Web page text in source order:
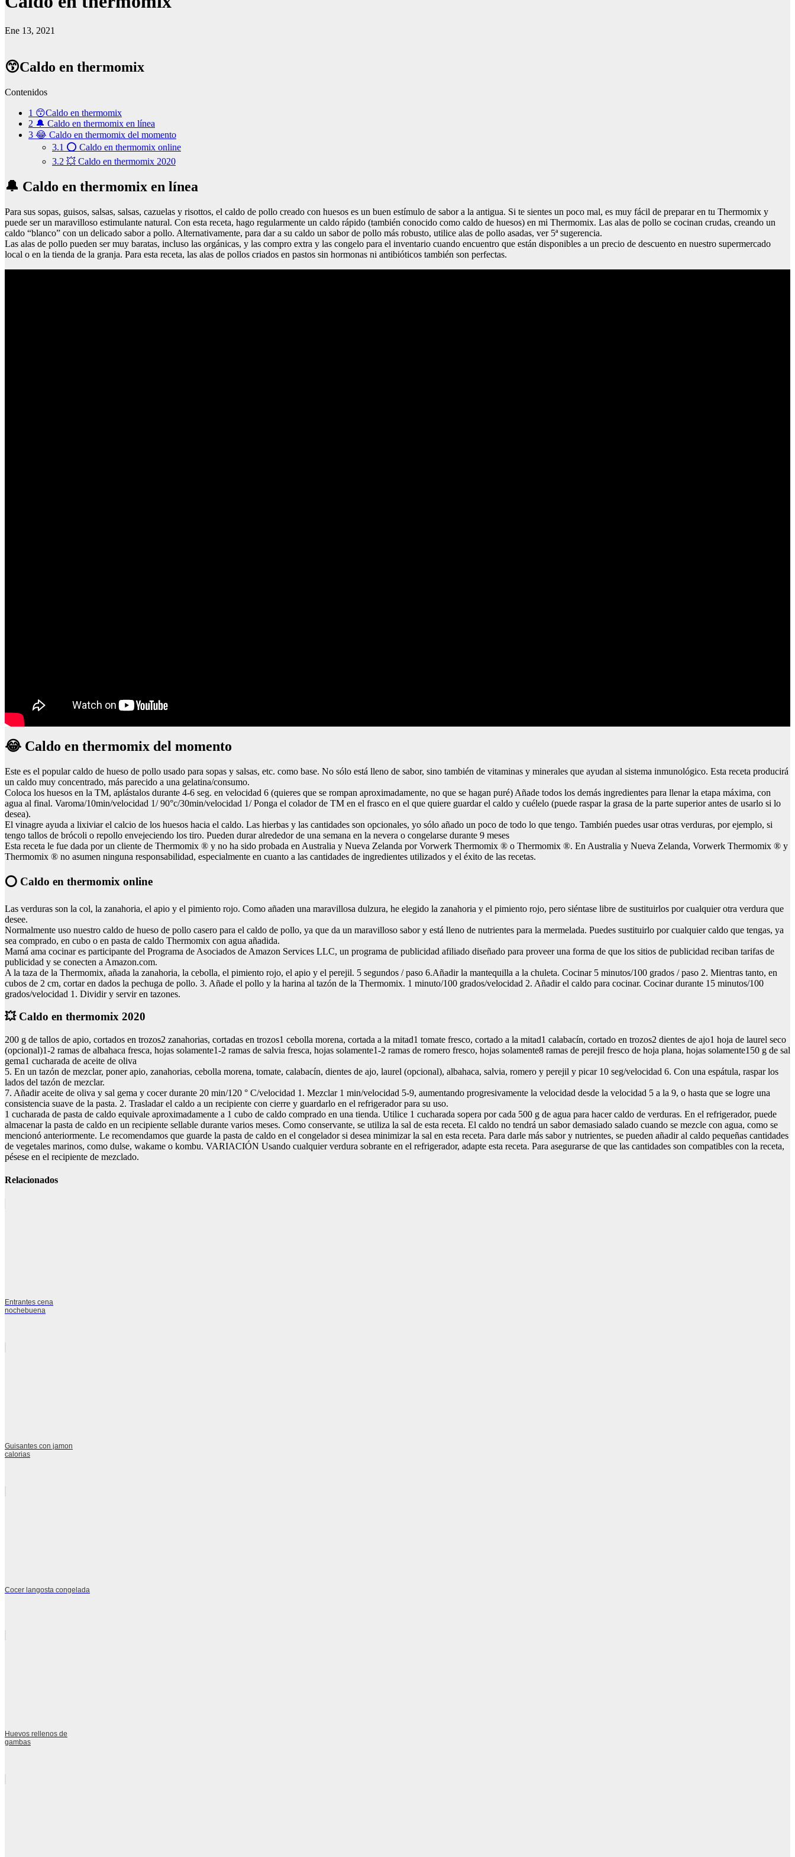
Ene 13, 2021
😙Caldo en thermomix
Contenidos
1 😙Caldo en thermomix
2 🔔 Caldo en thermomix en línea
3 😂 Caldo en thermomix del momento
3.1 ⭕ Caldo en thermomix online
3.2 💥 Caldo en thermomix 2020
🔔 Caldo en thermomix en línea
Para sus sopas, guisos, salsas, salsas, cazuelas y risottos, el caldo de pollo creado con huesos es un buen estímulo de sabor a la antigua. Si te sientes un poco mal, es muy fácil de preparar en tu Thermomix y
puede ser un maravilloso estimulante natural. Con esta receta, hago regularmente un caldo rápido (también conocido como caldo de huesos) en mi Thermomix. Las alas de pollo se cocinan crudas, creando un
caldo “blanco” con un delicado sabor a pollo. Alternativamente, para dar a su caldo un sabor de pollo más robusto, utilice alas de pollo asadas, ver 5ª sugerencia.
Las alas de pollo pueden ser muy baratas, incluso las orgánicas, y las compro extra y las congelo para el inventario cuando encuentro que están disponibles a un precio de descuento en nuestro supermercado
local o en la tienda de la granja. Para esta receta, las alas de pollos criados en pastos sin hormonas ni antibióticos también son perfectas.
😂 Caldo en thermomix del momento
Este es el popular caldo de hueso de pollo usado para sopas y salsas, etc. como base. No sólo está lleno de sabor, sino también de vitaminas y minerales que ayudan al sistema inmunológico. Esta receta producirá
un caldo muy concentrado, más parecido a una gelatina/consumo.
Coloca los huesos en la TM, aplástalos durante 4-6 seg. en velocidad 6 (quieres que se rompan aproximadamente, no que se hagan puré) Añade todos los demás ingredientes para llenar la etapa máxima, con
agua al final. Varoma/10min/velocidad 1/ 90°c/30min/velocidad 1/ Ponga el colador de TM en el frasco en el que quiere guardar el caldo y cuélelo (puede raspar la grasa de la parte superior antes de usarlo si lo
desea).
El vinagre ayuda a lixiviar el calcio de los huesos hacia el caldo. Las hierbas y las cantidades son opcionales, yo sólo añado un poco de todo lo que tengo. También puedes usar otras verduras, por ejemplo, si
tengo tallos de brócoli o repollo envejeciendo los tiro. Pueden durar alrededor de una semana en la nevera o congelarse durante 9 meses
Esta receta le fue dada por un cliente de Thermomix ® y no ha sido probada en Australia y Nueva Zelanda por Vorwerk Thermomix ® o Thermomix ®. En Australia y Nueva Zelanda, Vorwerk Thermomix ® y
Thermomix ® no asumen ninguna responsabilidad, especialmente en cuanto a las cantidades de ingredientes utilizados y el éxito de las recetas.
⭕ Caldo en thermomix online
Las verduras son la col, la zanahoria, el apio y el pimiento rojo. Como añaden una maravillosa dulzura, he elegido la zanahoria y el pimiento rojo, pero siéntase libre de sustituirlos por cualquier otra verdura que
desee.
Normalmente uso nuestro caldo de hueso de pollo casero para el caldo de pollo, ya que da un maravilloso sabor y está lleno de nutrientes para la mermelada. Puedes sustituirlo por cualquier caldo que tengas, ya
sea comprado, en cubo o en pasta de caldo Thermomix con agua añadida.
Mamá ama cocinar es participante del Programa de Asociados de Amazon Services LLC, un programa de publicidad afiliado diseñado para proveer una forma de que los sitios de publicidad reciban tarifas de
publicidad y se conecten a Amazon.com.
A la taza de la Thermomix, añada la zanahoria, la cebolla, el pimiento rojo, el apio y el perejil. 5 segundos / paso 6.Añadir la mantequilla a la chuleta. Cocinar 5 minutos/100 grados / paso 2. Mientras tanto, en
cubos de 2 cm, cortar en dados la pechuga de pollo. 3. Añade el pollo y la harina al tazón de la Thermomix. 1 minuto/100 grados/velocidad 2. Añadir el caldo para cocinar. Cocinar durante 15 minutos/100
grados/velocidad 1. Dividir y servir en tazones.
💥 Caldo en thermomix 2020
200 g de tallos de apio, cortados en trozos2 zanahorias, cortadas en trozos1 cebolla morena, cortada a la mitad1 tomate fresco, cortado a la mitad1 calabacín, cortado en trozos2 dientes de ajo1 hoja de laurel seco
(opcional)1-2 ramas de albahaca fresca, hojas solamente1-2 ramas de salvia fresca, hojas solamente1-2 ramas de romero fresco, hojas solamente8 ramas de perejil fresco de hoja plana, hojas solamente150 g de sal
gema1 cucharada de aceite de oliva
5. En un tazón de mezclar, poner apio, zanahorias, cebolla morena, tomate, calabacín, dientes de ajo, laurel (opcional), albahaca, salvia, romero y perejil y picar 10 seg/velocidad 6. Con una espátula, raspar los
lados del tazón de mezclar.
7. Añadir aceite de oliva y sal gema y cocer durante 20 min/120 ° C/velocidad 1. Mezclar 1 min/velocidad 5-9, aumentando progresivamente la velocidad desde la velocidad 5 a la 9, o hasta que se logre una
consistencia suave de la pasta. 2. Trasladar el caldo a un recipiente con cierre y guardarlo en el refrigerador para su uso.
1 cucharada de pasta de caldo equivale aproximadamente a 1 cubo de caldo comprado en una tienda. Utilice 1 cucharada sopera por cada 500 g de agua para hacer caldo de verduras. En el refrigerador, puede
almacenar la pasta de caldo en un recipiente sellable durante varios meses. Como conservante, se utiliza la sal de esta receta. El caldo no tendrá un sabor demasiado salado cuando se mezcle con agua, como se
mencionó anteriormente. Le recomendamos que guarde la pasta de caldo en el congelador si desea minimizar la sal en esta receta. Para darle más sabor y nutrientes, se pueden añadir al caldo pequeñas cantidades
de vegetales marinos, como dulse, wakame o kombu. VARIACIÓN Usando cualquier verdura sobrante en el refrigerador, adapte esta receta. Para asegurarse de que las cantidades son compatibles con la receta,
pésese en el recipiente de mezclado.
Relacionados
Entrantes cena
nochebuena
Guisantes con jamon
calorias
Cocer langosta congelada
Huevos rellenos de
gambas